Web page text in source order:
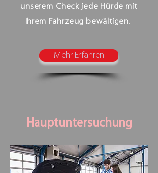
unserem Check jede Hürde mit
Ihrem Fahrzeug bewältigen.
Mehr Erfahren
Hauptuntersuchung